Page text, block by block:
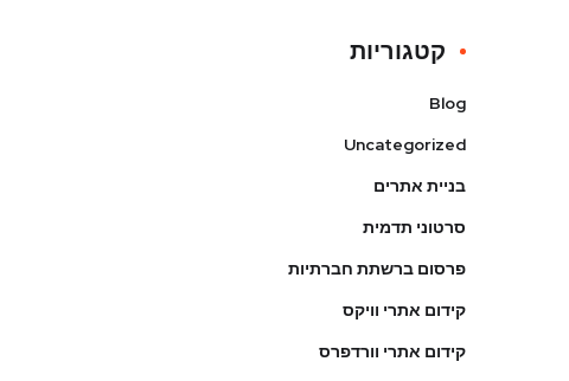
קטגוריות
Blog
Uncategorized
בניית אתרים
סרטוני תדמית
פרסום ברשתת חברתיות
קידום אתרי וויקס
קידום אתרי וורדפרס